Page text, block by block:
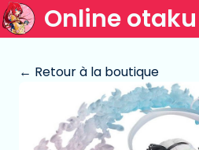
Online otaku
← Retour à la boutique